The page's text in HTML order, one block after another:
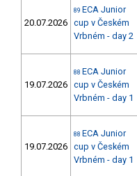
20.07.2026
89 ECA Junior
cup v Českém
Vrbném - day 2
19.07.2026
88 ECA Junior
cup v Českém
Vrbném - day 1
19.07.2026
88 ECA Junior
cup v Českém
Vrbném - day 1